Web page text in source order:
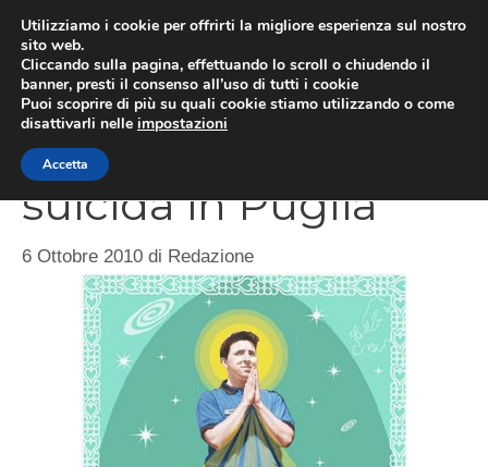
contenuto
Disoccupato si
suicida in Puglia
6 Ottobre 2010 di Redazione
Utilizziamo i cookie per offrirti la migliore esperienza sul nostro
sito web.
Cliccando sulla pagina, effettuando lo scroll o chiudendo il
banner, presti il consenso all’uso di tutti i cookie
Puoi scoprire di più su quali cookie stiamo utilizzando o come
disattivarli nelle impostazioni
Accetta